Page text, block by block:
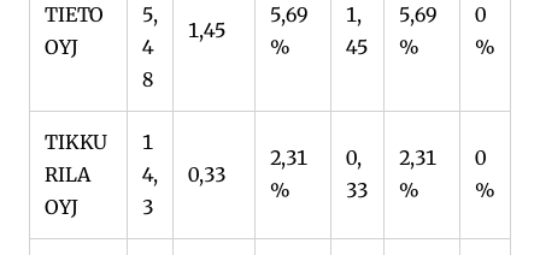
TIETO
OYJ
5,
4
8
1,45
5,69
%
1,
45
5,69
%
0
%
TIKKU
RILA
OYJ
1
4,
3
0,33
2,31
%
0,
33
2,31
%
0
%